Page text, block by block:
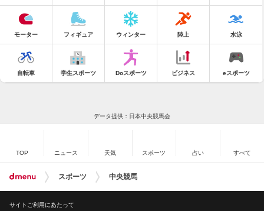
モーター フィギュア ウィンター 陸上 水泳
自転車 学生スポーツ Doスポーツ ビジネス eスポーツ
データ提供：日本中央競馬会
TOP ニュース 天気 スポーツ 占い すべて
スポーツ 中央競馬
サイトご利用にあたって